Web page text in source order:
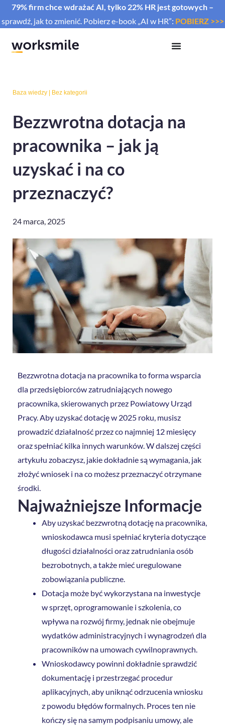
79% firm chce wdrażać AI, tylko 22% HR jest gotowych –
sprawdź, jak to zmienić. Pobierz e-book „AI w HR”: POBIERZ >>>
Baza wiedzy Bez kategorii
Bezzwrotna dotacja na
pracownika – jak ją
uzyskać i na co
przeznaczyć?
24 marca, 2025
Bezzwrotna dotacja na pracownika to forma wsparcia
dla przedsiębiorców zatrudniających nowego
pracownika, skierowanych przez Powiatowy Urząd
Pracy. Aby uzyskać dotację w 2025 roku, musisz
prowadzić działalność przez co najmniej 12 miesięcy
oraz spełniać kilka innych warunków. W dalszej części
artykułu zobaczysz, jakie dokładnie są wymagania, jak
złożyć wniosek i na co możesz przeznaczyć otrzymane
środki.
Najważniejsze Informacje
Aby uzyskać bezzwrotną dotację na pracownika,
wnioskodawca musi spełniać kryteria dotyczące
długości działalności oraz zatrudniania osób
bezrobotnych, a także mieć uregulowane
zobowiązania publiczne.
Dotacja może być wykorzystana na inwestycje
w sprzęt, oprogramowanie i szkolenia, co
wpływa na rozwój firmy, jednak nie obejmuje
wydatków administracyjnych i wynagrodzeń dla
pracowników na umowach cywilnoprawnych.
Wnioskodawcy powinni dokładnie sprawdzić
dokumentację i przestrzegać procedur
aplikacyjnych, aby uniknąć odrzucenia wniosku
z powodu błędów formalnych. Proces ten nie
kończy się na samym podpisaniu umowy, ale